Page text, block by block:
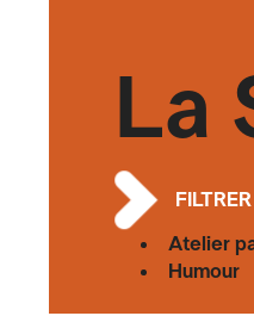
La
Atelier
Humour